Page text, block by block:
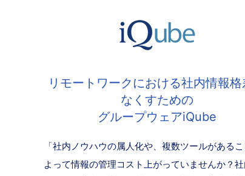
リモートワークにおける社内情報格
なくすための
グループウェアiQube
「社内ノウハウの属人化や、複数ツールがある
よって情報の管理コスト上がっていませんか？社